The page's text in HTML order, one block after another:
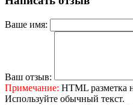
Ваше имя:
Ваш отзыв:
Примечание: HTML разметка
Используйте обычный текст.